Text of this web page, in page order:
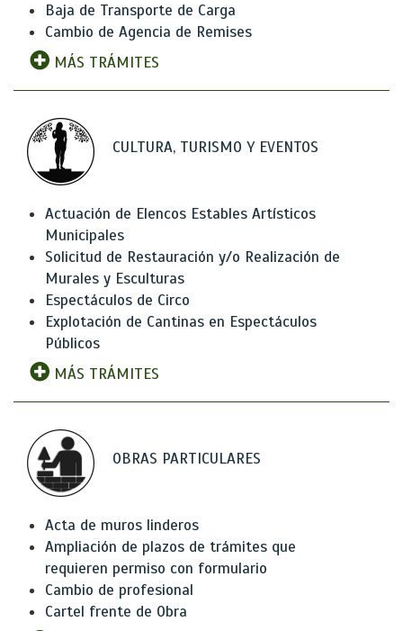
Baja de Transporte de Carga
Cambio de Agencia de Remises
MÁS TRÁMITES
CULTURA, TURISMO Y EVENTOS
Actuación de Elencos Estables Artísticos
Municipales
Solicitud de Restauración y/o Realización de
Murales y Esculturas
Espectáculos de Circo
Explotación de Cantinas en Espectáculos
Públicos
MÁS TRÁMITES
OBRAS PARTICULARES
Acta de muros linderos
Ampliación de plazos de trámites que
requieren permiso con formulario
Cambio de profesional
Cartel frente de Obra